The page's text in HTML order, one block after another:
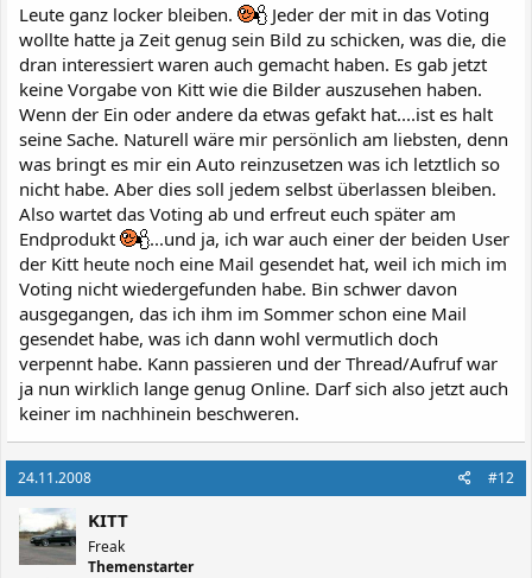
Leute ganz locker bleiben.
Jeder der mit in das Voting
wollte hatte ja Zeit genug sein Bild zu schicken, was die, die
dran interessiert waren auch gemacht haben. Es gab jetzt
keine Vorgabe von Kitt wie die Bilder auszusehen haben.
Wenn der Ein oder andere da etwas gefakt hat....ist es halt
seine Sache. Naturell wäre mir persönlich am liebsten, denn
was bringt es mir ein Auto reinzusetzen was ich letztlich so
nicht habe. Aber dies soll jedem selbst überlassen bleiben.
Also wartet das Voting ab und erfreut euch später am
Endprodukt
...und ja, ich war auch einer der beiden User
der Kitt heute noch eine Mail gesendet hat, weil ich mich im
Voting nicht wiedergefunden habe. Bin schwer davon
ausgegangen, das ich ihm im Sommer schon eine Mail
gesendet habe, was ich dann wohl vermutlich doch
verpennt habe. Kann passieren und der Thread/Aufruf war
ja nun wirklich lange genug Online. Darf sich also jetzt auch
keiner im nachhinein beschweren.
24.11.2008 #12
KITT
Freak
Themenstarter